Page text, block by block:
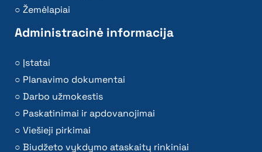
Žemėlapiai
Administracinė informacija
Įstatai
Planavimo dokumentai
Darbo užmokestis
Paskatinimai ir apdovanojimai
Viešieji pirkimai
Biudžeto vykdymo ataskaitų rinkiniai